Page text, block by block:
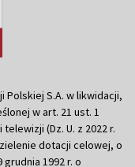
Polskiej S.A. w likwidacji,
w art. 21 ust. 1
(Dz. U. z 2022 r.
dotacji celowej, o
1992 r. o